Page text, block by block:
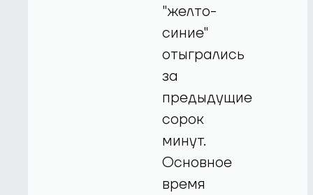
"желто-
синие"
отыгрались
за
предыдущие
сорок
минут.
Основное
время